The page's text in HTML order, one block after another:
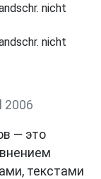
nicht
nicht
2006
— это
текстами